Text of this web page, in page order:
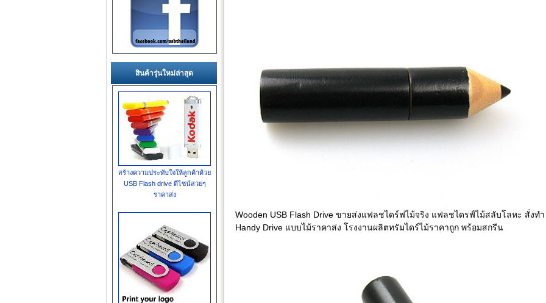
Wooden USB Flash Drive ขายส่งแฟลชไดร์ฟไม้จริง แฟลชไดรฟ์ไม้สลับโลหะ สั่งทำ
Handy Drive แบบไม้ราคาส่ง โรงงานผลิตทรัมไดร์ไม้ราคาถูก พร้อมสกรีน
สินค้ารุ่นใหม่ล่าสุด
สร้างความประทับใจให้ลูกค้าด้วย
USB Flash drive ดีไซน์สวยๆ
ราคาส่ง